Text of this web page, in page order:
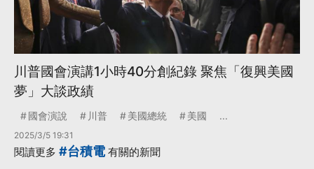
川普國會演講1小時40分創紀錄 聚焦「復興美國
夢」大談政績
國會演說 川普 美國總統 美國 ...
2025/3/5 19:31
閱讀更多 #台積電有關的新聞